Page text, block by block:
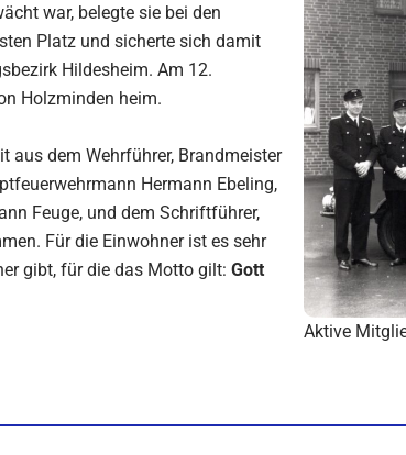
war, belegte sie bei den
Platz und sicherte sich damit
Hildesheim. Am 12.
Holzminden heim.
aus dem Wehrführer, Brandmeister
Hermann Ebeling,
Feuge, und dem Schriftführer,
Für die Einwohner ist es sehr
gibt, für die das Motto gilt: Gott
Aktive